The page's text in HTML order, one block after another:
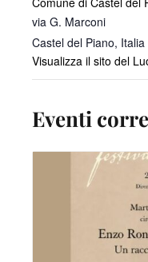
via G. Marconi
Castel del Piano, Italia
Visualizza il sito del
Eventi